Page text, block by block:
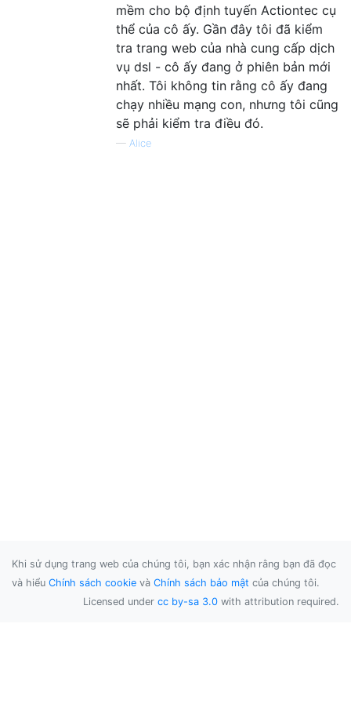
mềm cho bộ định tuyến Actiontec cụ
thể của cô ấy. Gần đây tôi đã kiểm
tra trang web của nhà cung cấp dịch
vụ dsl - cô ấy đang ở phiên bản mới
nhất. Tôi không tin rằng cô ấy đang
chạy nhiều mạng con, nhưng tôi cũng
sẽ phải kiểm tra điều đó.
— Alice
Khi sử dụng trang web của chúng tôi, bạn xác nhận rằng bạn đã đọc
và hiểu Chính sách cookie và Chính sách bảo mật của chúng tôi.
Licensed under cc by-sa 3.0 with attribution required.